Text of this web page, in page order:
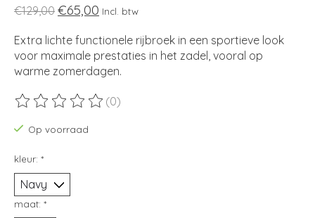
€129,00 €65,00 Incl. btw
Extra lichte functionele rijbroek in een sportieve look
voor maximale prestaties in het zadel, vooral op
warme zomerdagen.
De beoordeling van dit product is
(0)
Op voorraad
kleur: *
maat: *